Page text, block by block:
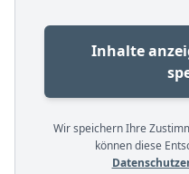
Inhalte
Wir speichern Ihre
können diese